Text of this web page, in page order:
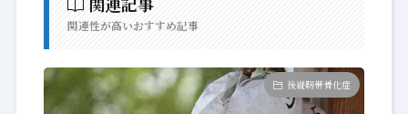
関連性が高いおすすめ記事
後縦靭帯骨化症